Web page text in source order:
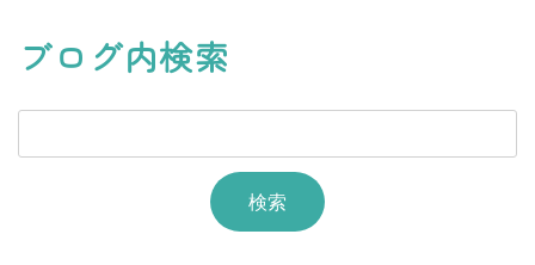
ブログ内検索